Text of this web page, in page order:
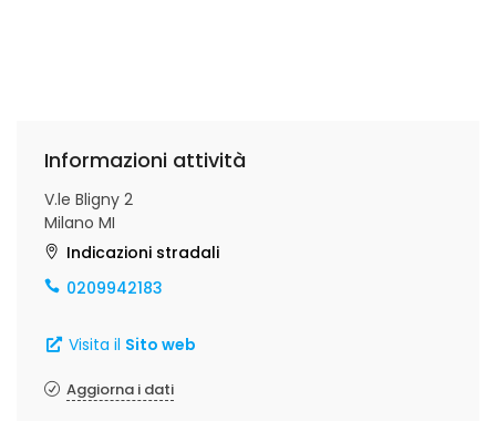
Informazioni attività
V.le Bligny 2
Milano MI
Indicazioni stradali
0209942183
Visita il Sito web
Aggiorna i dati